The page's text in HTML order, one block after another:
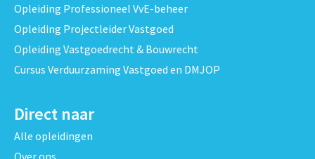
Opleiding Professioneel VvE-beheer
Opleiding Projectleider Vastgoed
Opleiding Vastgoedrecht & Bouwrecht
Cursus Verduurzaming Vastgoed en DMJOP
Direct naar
Alle opleidingen
Over ons